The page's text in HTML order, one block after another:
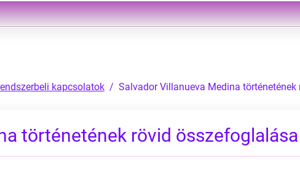
kapcsolatok Salvador Villanueva Medina
történetének rövid összefoglalása